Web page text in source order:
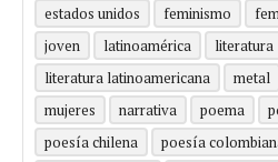
estados unidos
feminismo
joven
latinoamérica
literatura
literatura latinoamericana
metal
mujeres
narrativa poema
poesía chilena
poesía